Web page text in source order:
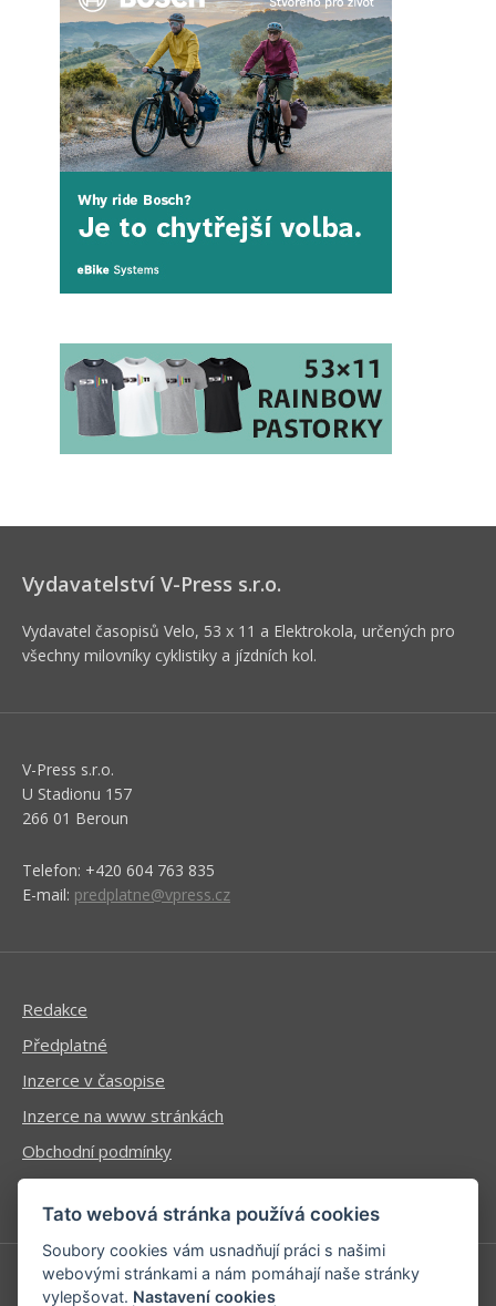
Vydavatelství V-Press s.r.o.
Vydavatel časopisů Velo, 53 x 11 a Elektrokola, určených pro
všechny milovníky cyklistiky a jízdních kol.
V-Press s.r.o.
U Stadionu 157
266 01 Beroun
Telefon: +420 604 763 835
E-mail: predplatne@vpress.cz
Redakce
Předplatné
Inzerce v časopise
Inzerce na www stránkách
Obchodní podmínky
Ochrana osobních údajů
Příhlášení | Registrace
Tato webová stránka používá cookies
Soubory cookies vám usnadňují práci s našimi
webovými stránkami a nám pomáhají naše stránky
vylepšovat. Nastavení cookies